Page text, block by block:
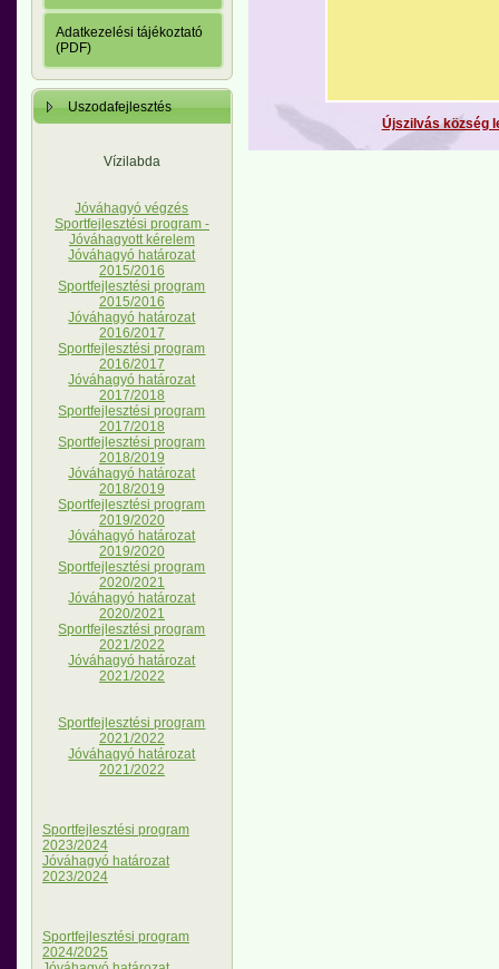
Adatkezelési tájékoztató
(PDF)
Uszodafejlesztés
Vízilabda
Jóváhagyó végzés
Sportfejlesztési program -
Jóváhagyott kérelem
Jóváhagyó határozat
2015/2016
Sportfejlesztési program
2015/2016
Jóváhagyó határozat
2016/2017
Sportfejlesztési program
2016/2017
Jóváhagyó határozat
2017/2018
Sportfejlesztési program
2017/2018
Sportfejlesztési program
2018/2019
Jóváhagyó határozat
2018/2019
Sportfejlesztési program
2019/2020
Jóváhagyó határozat
2019/2020
Sportfejlesztési program
2020/2021
Jóváhagyó határozat
2020/2021
Sportfejlesztési program
2021/2022
Jóváhagyó határozat
2021/2022
Sportfejlesztési program
2021/2022
Jóváhagyó határozat
2021/2022
Sportfejlesztési program
2023/2024
Jóváhagyó határozat
2023/2024
Sportfejlesztési program
2024/2025
Újszilvás község